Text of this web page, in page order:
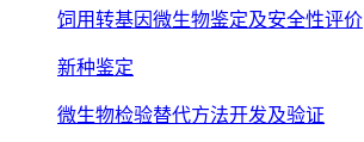
饲用转基因微生物鉴定及安全性评价
新种鉴定
微生物检验替代方法开发及验证